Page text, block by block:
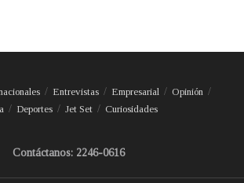
Entrevistas Empresarial
Opinión
Deportes Jet Set Curiosidades
Contáctanos: 2246-0616